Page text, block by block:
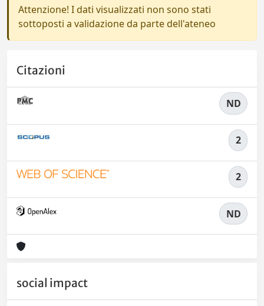
Attenzione! I dati visualizzati non sono stati
sottoposti a validazione da parte dell'ateneo
Citazioni
ND
2
2
ND
social impact